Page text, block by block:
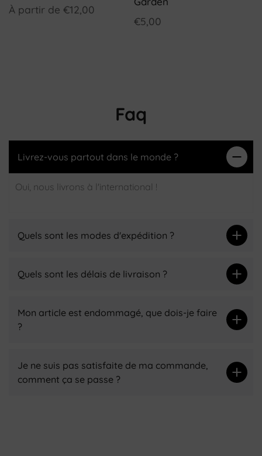
À partir de €12,00
€5,00
Faq
Livrez-vous partout dans le monde ?
Oui, nous livrons à l'international !
Quels sont les modes d'expédition ?
Quels sont les délais de livraison ?
Mon article est endommagé, que dois-je faire
?
Je ne suis pas satisfaite de ma commande,
comment ça se passe ?